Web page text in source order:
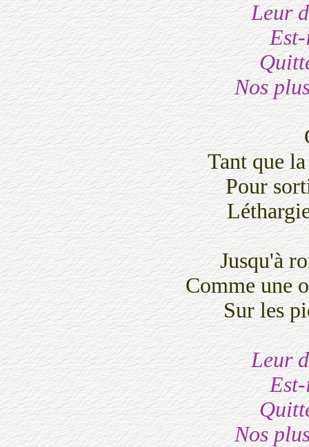
Leur
Nos
Tant que
Pour
Jusqu'à
Comme une
Sur les
Leur
Nos